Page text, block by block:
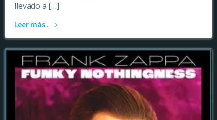
llevado a […]
Leer más..